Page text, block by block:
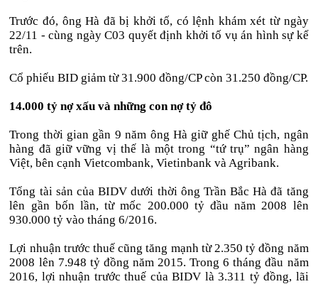
Trước đó, ông Hà đã bị khởi tố, có lệnh khám xét từ ngày
22/11 - cùng ngày C03 quyết định khởi tố vụ án hình sự kể
trên.
Cổ phiếu BID giảm từ 31.900 đồng/CP còn 31.250 đồng/CP.
14.000 tỷ nợ xấu và những con nợ tỷ đô
Trong thời gian gần 9 năm ông Hà giữ ghế Chủ tịch, ngân
hàng đã giữ vững vị thế là một trong “tứ trụ” ngân hàng
Việt, bên cạnh Vietcombank, Vietinbank và Agribank.
Tổng tài sản của BIDV dưới thời ông Trần Bắc Hà đã tăng
lên gần bốn lần, từ mốc 200.000 tỷ đầu năm 2008 lên
930.000 tỷ vào tháng 6/2016.
Lợi nhuận trước thuế cũng tăng mạnh từ 2.350 tỷ đồng năm
2008 lên 7.948 tỷ đồng năm 2015. Trong 6 tháng đầu năm
2016, lợi nhuận trước thuế của BIDV là 3.311 tỷ đồng, lãi